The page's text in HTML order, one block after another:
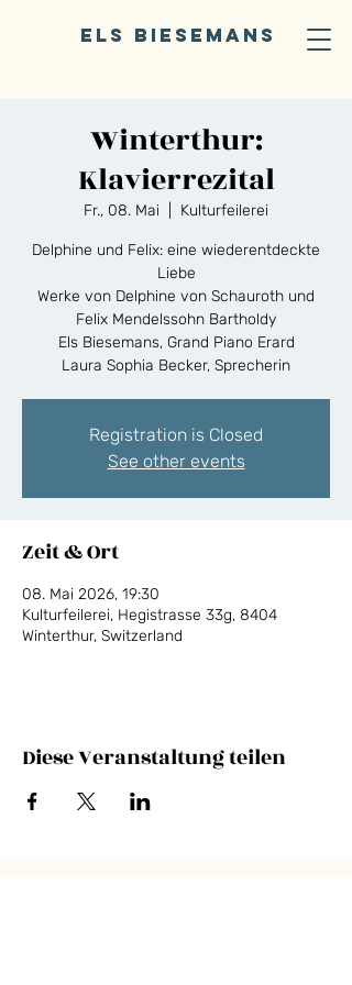
ELS BIESEMANS
Winterthur:
Klavierrezital
Fr., 08. Mai Kulturfeilerei
Delphine und Felix: eine wiederentdeckte
Liebe
Werke von Delphine von Schauroth und
Felix Mendelssohn Bartholdy
Els Biesemans, Grand Piano Erard
Laura Sophia Becker, Sprecherin
Registration is Closed
See other events
Zeit & Ort
08. Mai 2026, 19:30
Kulturfeilerei, Hegistrasse 33g, 8404
Winterthur, Switzerland
Diese Veranstaltung teilen